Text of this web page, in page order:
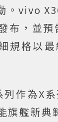
。vivo
布，並
規格以
作為X
旗艦新